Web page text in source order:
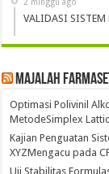
VALIDASI SISTEM
Majalah
Optimasi Polivinil
MetodeSimplex
Kajian Penguatan
XYZMengacu pada
Uji Stabilitas